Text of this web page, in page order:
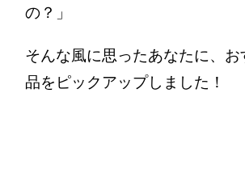
の？」
そんな風に思ったあなたに、お
品をピックアップしました！